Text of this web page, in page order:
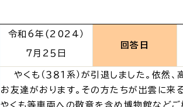
探す
妊娠・出産
令和6年(2024）
7月2５ 日
回答日
やくも（３８１系）が引退しました。依然
お友達がおります。その方たちが出雲に来
やくも等車両への敬意を含め博物館などご